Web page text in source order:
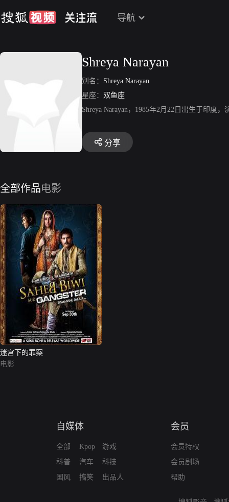
导航
Shreya Narayan
别名： Shreya Narayan
星座： 双鱼座
Shreya Narayan，1985年2月22日出生于印度
分享
全部作品电影
迷宫下的罪案
电影
自媒体
全部
科普
国风
Kpop
汽车
搞笑
游戏
科技
出品人
会员
会员特权
会员剧场
帮助